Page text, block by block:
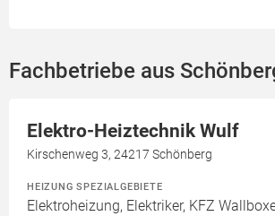
Fachbetriebe aus
Elektro-Heiztechnik Wulf
Kirschenweg 3, 24217 Schönberg
HEIZUNG SPEZIALGEBIETE
Elektroheizung, Elektriker, KFZ